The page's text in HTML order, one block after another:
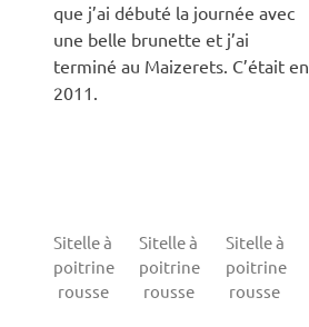
que j’ai débuté la journée avec
une belle brunette et j’ai
terminé au Maizerets. C’était en
2011.
Sitelle à
poitrine
rousse
Sitelle à
poitrine
rousse
Sitelle à
poitrine
rousse